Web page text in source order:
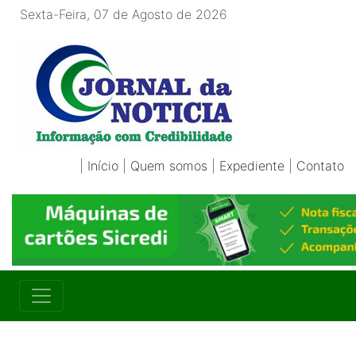
Sexta-Feira, 07 de Agosto de 2026
Início Quem somos Expediente Contato